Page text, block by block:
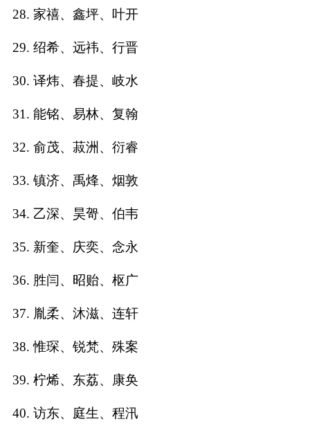
28. 家禧、鑫坪、叶开
29. 绍希、远祎、行晋
30. 译炜、春提、岐水
31. 能铭、易林、复翰
32. 俞茂、菽洲、衍睿
33. 镇济、禹烽、烟敦
34. 乙深、昊哿、伯韦
35. 新奎、庆奕、念永
36. 胜闫、昭贻、枢广
37. 胤柔、沐滋、连轩
38. 惟琛、锐梵、殊案
39. 柠烯、东荔、康奂
40. 访东、庭生、程汛